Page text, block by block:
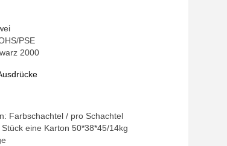
PSE
2000
Farbschachtel / pro Schachtel
eine Karton 50*38*45/14kg